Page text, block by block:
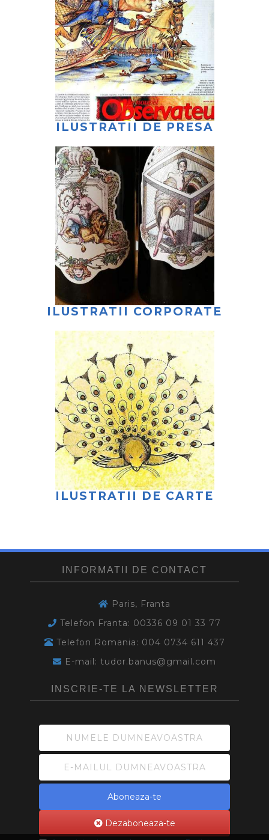
ILUSTRATII DE PRESA
ILUSTRATII CORPORATE
ILUSTRATII DE CARTE
INFORMATII DE CONTACT
Paris, Franta
Telefon Franta: 00336 09 01 33 77
Telefon Romania: 004 0734 611 437
E-mail: tudor.banus@gmail.com
INSCRIE-TE LA NEWSLETTER
Aboneaza-te
Dezaboneaza-te